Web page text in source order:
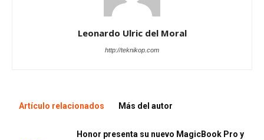
Leonardo Ulric del Moral
http://teknikop.com
Artículo relacionados Más del autor
Honor presenta su nuevo MagicBook Pro y